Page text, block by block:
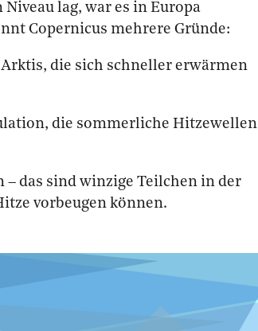
lag, war es in Europa
Copernicus mehrere Gründe:
die sich schneller erwärmen
die sommerliche Hitzewellen
– das sind winzige Teilchen in der
vorbeugen können.